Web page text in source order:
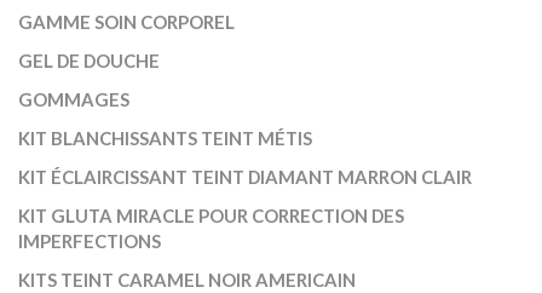
GAMME SOIN CORPOREL
GEL DE DOUCHE
GOMMAGES
KIT BLANCHISSANTS TEINT MÉTIS
KIT ÉCLAIRCISSANT TEINT DIAMANT MARRON CLAIR
KIT GLUTA MIRACLE POUR CORRECTION DES
IMPERFECTIONS
KITS TEINT CARAMEL NOIR AMERICAIN